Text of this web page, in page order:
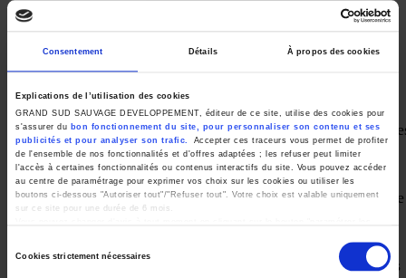
Consentement Détails À propos des cookies
Explications de l’utilisation des cookies
GRAND SUD SAUVAGE DEVELOPPEMENT, éditeur de ce site, utilise des cookies pour
s'assurer du bon fonctionnement du site, pour personnaliser son contenu et ses
publicités et pour analyser son trafic.
Accepter ces traceurs vous permet de profiter
de l'ensemble de nos fonctionnalités et d'offres adaptées ; les refuser peut limiter
l'accès à certaines fonctionnalités ou contenus interactifs du site. Vous pouvez accéder
au centre de paramétrage pour exprimer vos choix sur les cookies ou utiliser les
boutons ci-dessous "Autoriser tout"/"Refuser tout". Votre choix est valable uniquement
sur ce site pour une durée de 6 mois.
Cookies strictement nécessaires
Gémo est une marque française de vêtements,
et accessoires, à prix accessibles, et cela pour toute la
famille !
Gémo regroupe plus de 400 magasins en France, et une
trentaine de magasins à l’étranger pour proposer une
Découvrez une mode stylée et accessible pour tous les